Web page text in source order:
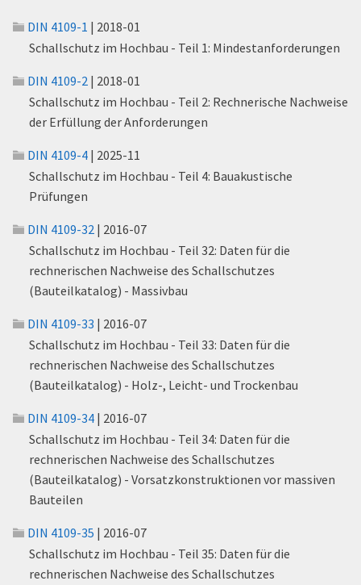
DIN 4109-1 | 2018-01
Schallschutz im Hochbau - Teil 1: Mindestanforderungen
DIN 4109-2 | 2018-01
Schallschutz im Hochbau - Teil 2: Rechnerische Nachweise
der Erfüllung der Anforderungen
DIN 4109-4 | 2025-11
Schallschutz im Hochbau - Teil 4: Bauakustische
Prüfungen
DIN 4109-32 | 2016-07
Schallschutz im Hochbau - Teil 32: Daten für die
rechnerischen Nachweise des Schallschutzes
(Bauteilkatalog) - Massivbau
DIN 4109-33 | 2016-07
Schallschutz im Hochbau - Teil 33: Daten für die
rechnerischen Nachweise des Schallschutzes
(Bauteilkatalog) - Holz-, Leicht- und Trockenbau
DIN 4109-34 | 2016-07
Schallschutz im Hochbau - Teil 34: Daten für die
rechnerischen Nachweise des Schallschutzes
(Bauteilkatalog) - Vorsatzkonstruktionen vor massiven
Bauteilen
DIN 4109-35 | 2016-07
Schallschutz im Hochbau - Teil 35: Daten für die
rechnerischen Nachweise des Schallschutzes